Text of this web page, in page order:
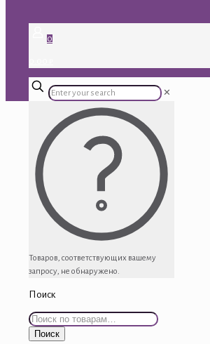
0
✕
Товаров, соответствующих вашему
запросу, не обнаружено.
Поиск
Искать:
Поиск